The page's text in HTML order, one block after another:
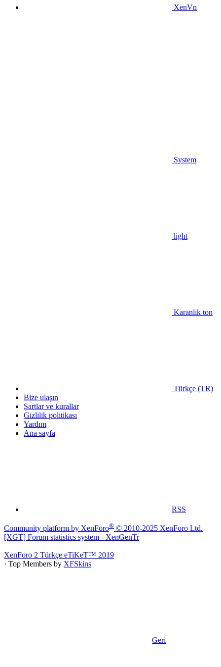
XenVn
System
light
Karanlık ton
Türkçe (TR)
Bize ulaşın
Şartlar ve kurallar
Gizlilik politikası
Yardım
Ana sayfa
RSS
Community platform by XenForo® © 2010-2025 XenForo Ltd.
[XGT] Forum statistics system - XenGenTr
XenForo 2 Türkçe eTiKeT™ 2019
· Top Members by XFSkins
Geri